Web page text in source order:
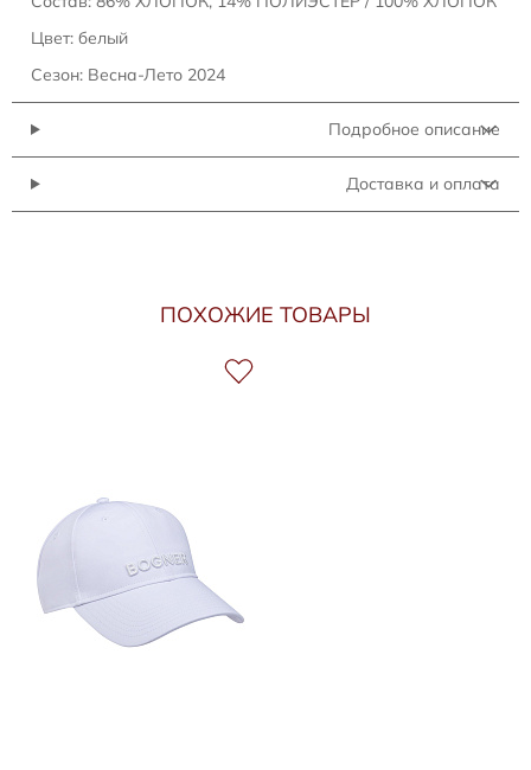
Цвет: белый
Сезон: Весна-Лето 2024
Подробное описание
Доставка и оплата
ПОХОЖИЕ ТОВАРЫ